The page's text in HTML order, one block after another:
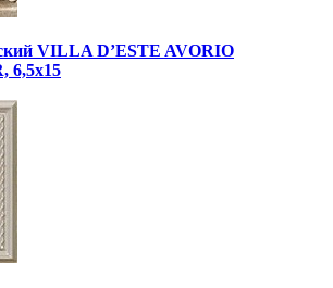
VILLA D’ESTE AVORIO
6,5x15